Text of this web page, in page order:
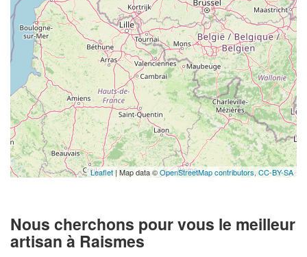
Leaflet| Map data ©OpenStreetMap contributors, CC-BY-SA
Nous cherchons pour vous le meilleur
artisan à Raismes